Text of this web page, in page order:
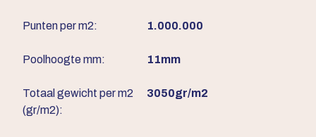
Punten per m2: 1.000.000
Poolhoogte mm: 11mm
Totaal gewicht per m2
(gr/m2):
3050gr/m2